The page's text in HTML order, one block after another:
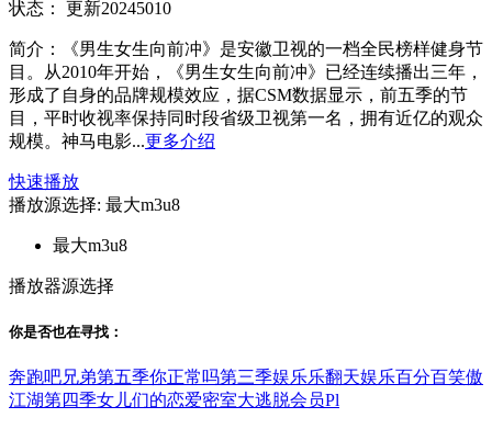
状态： 更新20245010
简介：
《男生女生向前冲》是安徽卫视的一档全民榜样健身节
目。从2010年开始，《男生女生向前冲》已经连续播出三年，
形成了自身的品牌规模效应，据CSM数据显示，前五季的节
目，平时收视率保持同时段省级卫视第一名，拥有近亿的观众
规模。神马电影...更多介绍
快速播放
播放源选择: 最大m3u8
最大m3u8
播放器源选择
你是否也在寻找 ：
奔跑吧兄弟第五季你正常吗第三季娱乐乐翻天娱乐百分百笑傲
江湖第四季女儿们的恋爱密室大逃脱会员Pl